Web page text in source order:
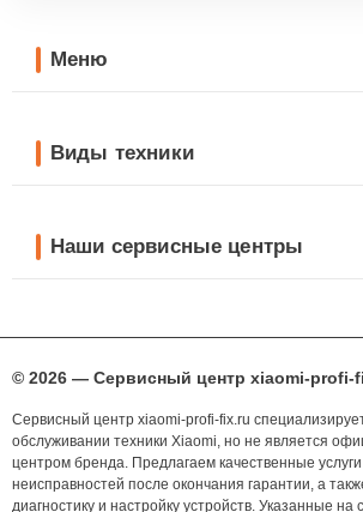
Меню
Виды техники
Наши сервисные центры
© 2026 — Сервисный центр xiaomi-profi-
Сервисный центр xiaomi-profi-fix.ru
обслуживании техники Xiaomi, но не является
центром бренда. Предлагаем качественные
неисправностей после окончания гарантии, а
диагностику и настройку устройств. Указанные на